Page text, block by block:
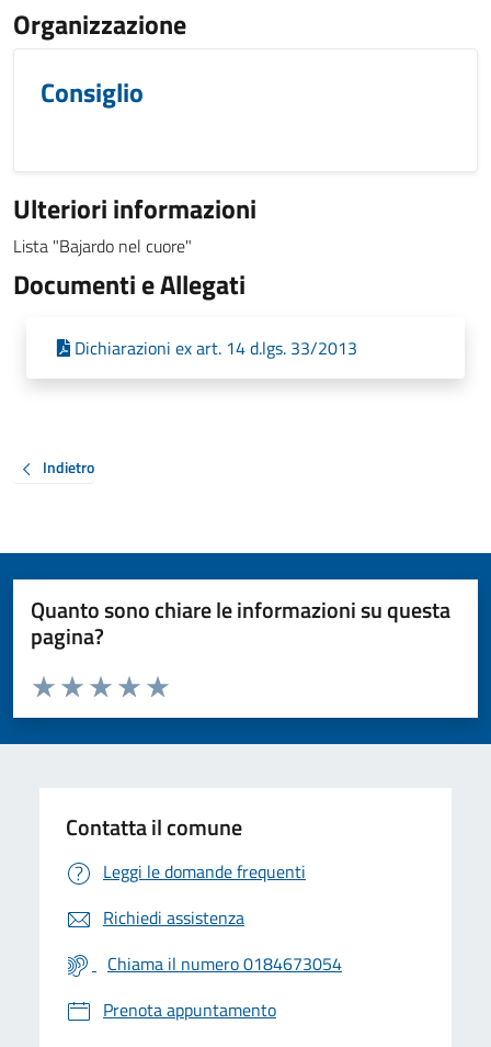
Organizzazione
Consiglio
Ulteriori informazioni
Lista "Bajardo nel cuore"
Documenti e Allegati
Dichiarazioni ex art. 14 d.lgs. 33/2013
Indietro
Quanto sono chiare le informazioni su questa
pagina?
Valuta da 1 a 5 stelle la pagina
Valuta 5 stelle su 5
Valuta 4 stelle su 5
Valuta 3 stelle su 5
Valuta 2 stelle su 5
Valuta 1 stelle su 5
Contatta il comune
Leggi le domande frequenti
Richiedi assistenza
Chiama il numero 0184673054
Prenota appuntamento